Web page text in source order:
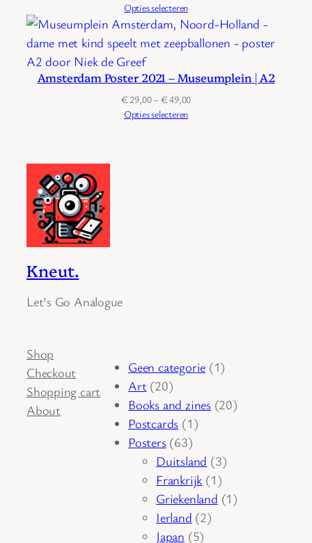
tot
€ 49,00
Opties selecteren
Amsterdam Poster 2021 – Museumplein | A2
€ 29,00– €49,00Prijsklasse:
Opties selecteren
Kneut.
Let's Go Analogue
Shop
Checkout
Shopping cart
About
Geen categorie 11
Art 2020
producten
Books and zines 2020
Postcards 11
Posters 6363
producten
Duitsland 33
producten
Frankrijk 11
product
Griekenland 11
Ierland 22
Japan 55